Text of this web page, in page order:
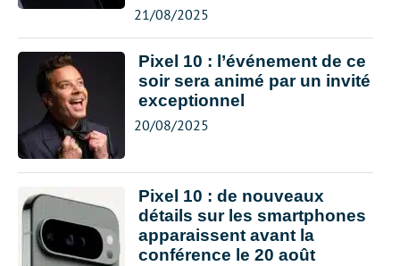
21/08/2025
Pixel 10 : l’événement de ce
soir sera animé par un invité
exceptionnel
20/08/2025
Pixel 10 : de nouveaux
détails sur les smartphones
apparaissent avant la
conférence le 20 août